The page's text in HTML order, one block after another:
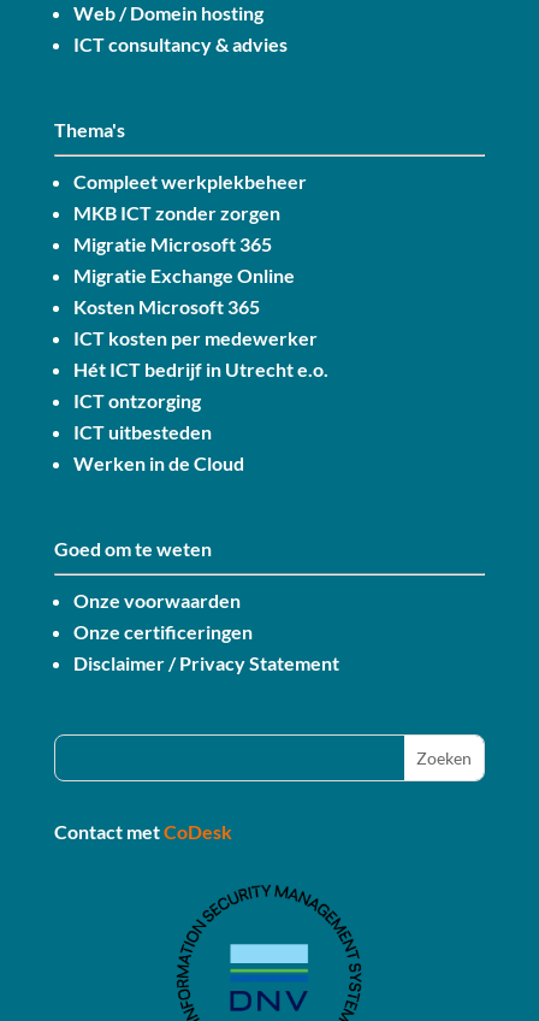
Web / Domein hosting
ICT consultancy & advies
Thema's
Compleet werkplekbeheer
MKB ICT zonder zorgen
Migratie Microsoft 365
Migratie Exchange Online
Kosten Microsoft 365
ICT kosten per medewerker
Hét ICT bedrijf in Utrecht e.o.
ICT ontzorging
ICT uitbesteden
Werken in de Cloud
Goed om te weten
Onze voorwaarden
Onze certificeringen
Disclaimer / Privacy Statement
Contact metCoDesk